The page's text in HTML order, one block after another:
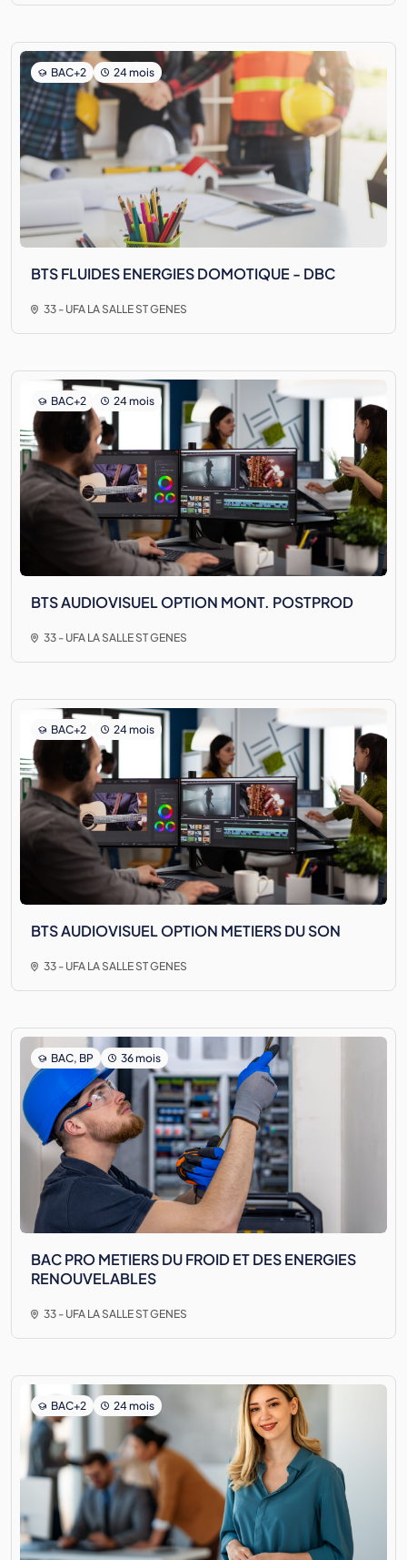
BAC+2 24 mois
BTS FLUIDES ENERGIES DOMOTIQUE - DBC
33 - UFA LA SALLE ST GENES
BAC+2 24 mois
BTS AUDIOVISUEL OPTION MONT. POSTPROD
33 - UFA LA SALLE ST GENES
BAC+2 24 mois
BTS AUDIOVISUEL OPTION METIERS DU SON
33 - UFA LA SALLE ST GENES
BAC, BP 36 mois
BAC PRO METIERS DU FROID ET DES ENERGIES
RENOUVELABLES
33 - UFA LA SALLE ST GENES
BAC+2 24 mois